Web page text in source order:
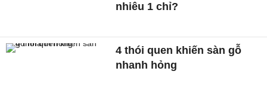
nhiêu 1 chỉ?
4 thói quen khiến sàn gỗ
nhanh hỏng